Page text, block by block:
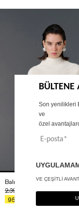
Balıkçı yaka oversize kazak
2.390
956